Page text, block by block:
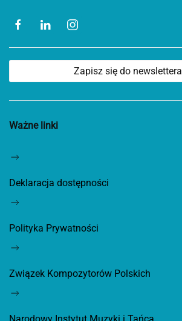
Zapisz się do newslettera
Ważne linki
Deklaracja dostępności
Polityka Prywatności
Związek Kompozytorów Polskich